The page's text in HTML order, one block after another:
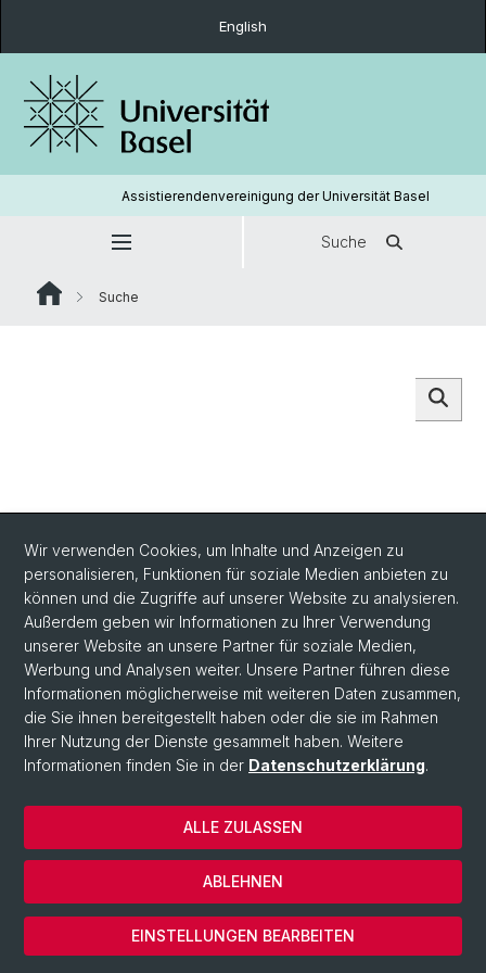
English
Assistierendenvereinigung der Universität Basel
Suche
Suche
Social Media
LinkedIn
© Universität Basel
Wir verwenden Cookies, um Inhalte und Anzeigen zu
personalisieren, Funktionen für soziale Medien anbieten zu
können und die Zugriffe auf unserer Website zu analysieren.
Außerdem geben wir Informationen zu Ihrer Verwendung
unserer Website an unsere Partner für soziale Medien,
Werbung und Analysen weiter. Unsere Partner führen diese
Informationen möglicherweise mit weiteren Daten zusammen,
die Sie ihnen bereitgestellt haben oder die sie im Rahmen
Ihrer Nutzung der Dienste gesammelt haben. Weitere
Informationen finden Sie in der Datenschutzerklärung.
EINSTELLUNGEN BEARBEITEN
ABLEHNEN
ALLE ZULASSEN